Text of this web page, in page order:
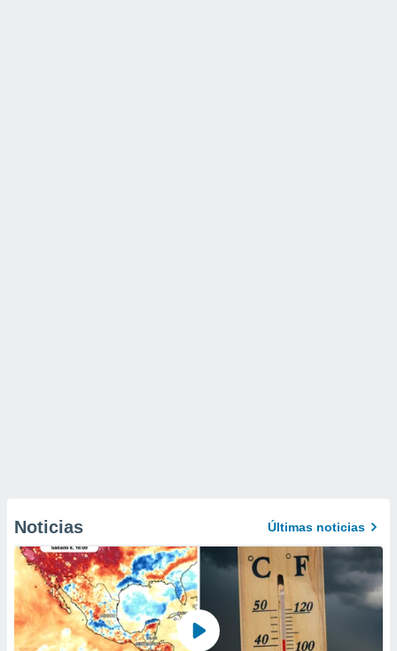
Noticias Últimas noticias